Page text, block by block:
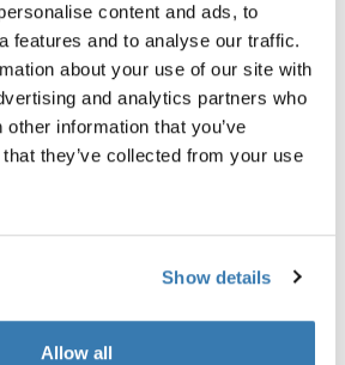
content and ads, to
features and to analyse our traffic.
about your use of our site with
and analytics partners who
information that you’ve
they’ve collected from your use
Show details
Allow all